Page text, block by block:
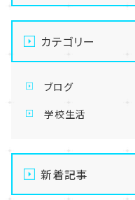
カテゴリー
ブログ
学校生活
新着記事